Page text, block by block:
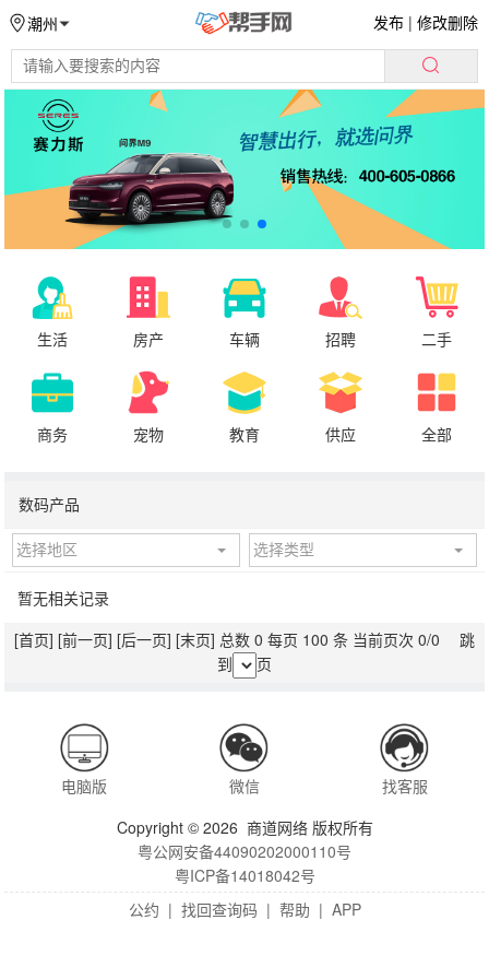
潮州 发布 |修改删除
生活 房产 车辆 招聘 二手
商务 宠物 教育 供应 全部
数码产品
选择地区 选择类型
暂无相关记录
[首页] [前一页] [后一页] [末页] 总数 0 每页 100 条 当前页次 0/0 跳
到
页
电脑版 微信
找客服
Copyright © 2026 商道网络 版权所有
粤公网安备44090202000110号
粤ICP备14018042号
公约 | 找回查询码 | 帮助 | APP